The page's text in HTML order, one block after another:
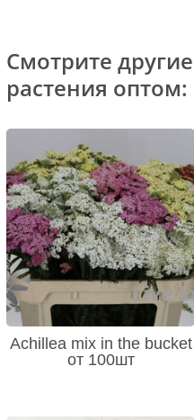
Смотрите
растения оптом:
Achillea mix in the bucket
от 100шт